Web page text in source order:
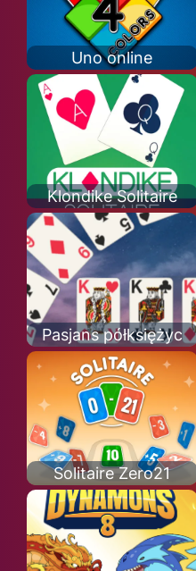
Uno online
Klondike Solitaire
Pasjans półksiężyc
Solitaire Zero21